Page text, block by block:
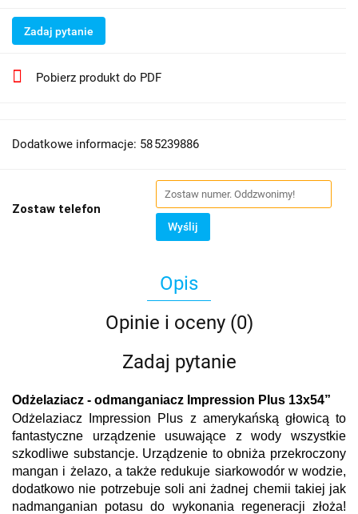
Zadaj pytanie
Pobierz produkt do PDF
Dodatkowe informacje: 58 5239886
Zostaw telefon
Wyślij
Opis
Opinie i oceny (0)
Zadaj pytanie
Odżelaziacz - odmanganiacz Impression Plus 13x54”
Odżelaziacz Impression Plus z amerykańską głowicą to
fantastyczne urządzenie usuwające z wody wszystkie
szkodliwe substancje. Urządzenie to obniża przekroczony
mangan i żelazo, a także redukuje siarkowodór w wodzie,
dodatkowo nie potrzebuje soli ani żadnej chemii takiej jak
nadmanganian potasu do wykonania regeneracji złoża!